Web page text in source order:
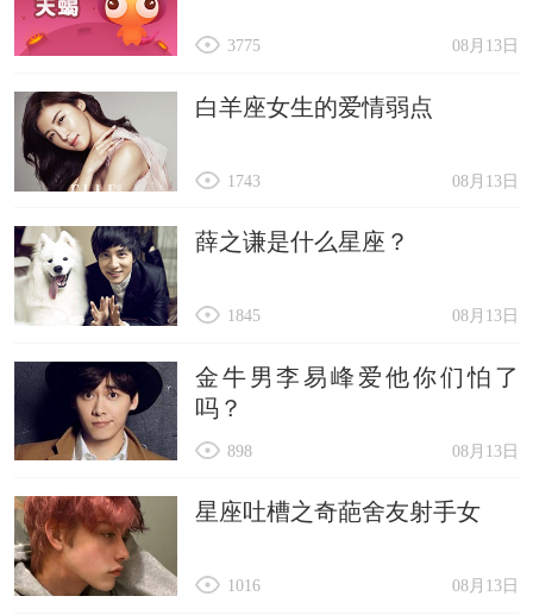
08月13日
3775
白羊座女生的爱情弱点
08月13日
1743
薛之谦是什么星座？
08月13日
1845
金牛男李易峰爱他你们怕了
吗？
08月13日
898
星座吐槽之奇葩舍友射手女
08月13日
1016